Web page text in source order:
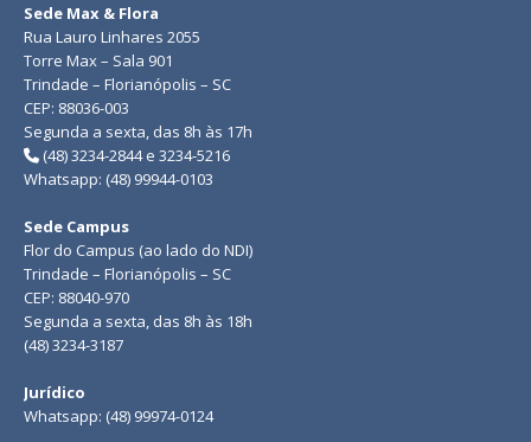
Sede Max & Flora
Rua Lauro Linhares 2055
Torre Max – Sala 901
Trindade – Florianópolis – SC
CEP: 88036-003
Segunda a sexta, das 8h às 17h
(48) 3234-2844 e 3234-5216
Whatsapp: (48) 99944-0103
Sede Campus
Flor do Campus (ao lado do NDI)
Trindade – Florianópolis – SC
CEP: 88040-970
Segunda a sexta, das 8h às 18h
(48) 3234-3187
Jurídico
Whatsapp: (48) 99974-0124